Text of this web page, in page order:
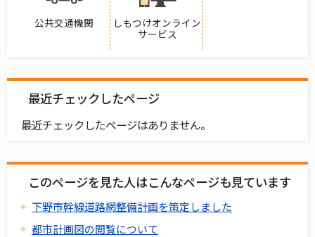
公共交通機関
しもつけオンライン
サービス
最近チェックしたページ
最近チェックしたページはありません。
このページを見た人はこんなページも見ています
下野市幹線道路網整備計画を策定しました
都市計画図の閲覧について